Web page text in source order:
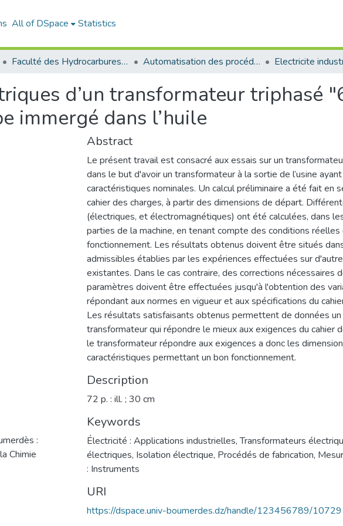
All of DSpace Statistics
Faculté des Hydrocarbures et de la Chimie Automatisation des procédés industriels et électrification Electricite
d’un transformateur triphasé
immergé dans l’huile
:
Chimie
Abstract
Le présent travail est consacré aux essais sur un
dans le but d'avoir un transformateur à la sortie de l’usine
caractéristiques nominales. Un calcul préliminaire a été fait en
cahier des charges, à partir des dimensions de départ.
(électriques, et électromagnétiques) ont été calculées, dans
parties de la machine, en tenant compte des conditions réelles
fonctionnement. Les résultats obtenus doivent être situés
admissibles établies par les expériences effectuées sur
existantes. Dans le cas contraire, des corrections nécessaires
paramètres doivent être effectuées jusqu'à l'obtention des
répondant aux normes en vigueur et aux spécifications du
Les résultats satisfaisants obtenus permettent de données un
transformateur qui répondre le mieux aux exigences du cahier
le transformateur répondre aux exigences a donc les
caractéristiques permettant un bon fonctionnement.
Description
72 p. : ill. ; 30 cm
Keywords
Électricité : Applications industrielles,Transformateurs
électriques, Isolation électrique, Procédés de fabrication,
: Instruments
URI
https://dspace.univ-boumerdes.dz/handle/123456789/10729